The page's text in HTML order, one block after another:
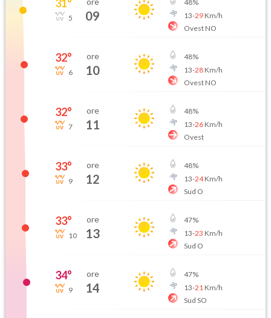
31°
5 09
48%
13-29Km/h
Ovest NO
32°
6
ore
10
48%
13-28Km/h
Ovest NO
32°
7
ore
11
48%
13-26Km/h
Ovest
33°
9
ore
12
48%
13-24Km/h
Sud O
33°
10
ore
13
47%
13-23 Km/h
Sud O
34°
9
ore
14
47%
13-21 Km/h
Sud SO